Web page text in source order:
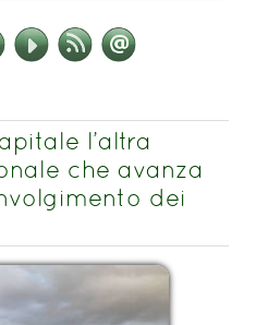
l’altra
che avanza
dei